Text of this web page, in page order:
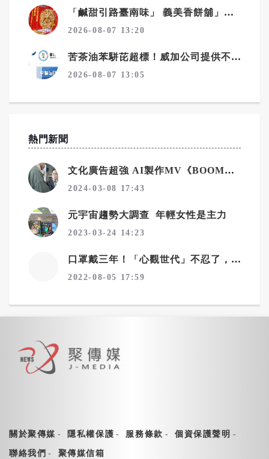
「鹹甜引路臺南味」 義美香餅舖」聚人氣
2026-08-07 13:20
苦茶油苯駢芘超標！威加公司提供不實資料 重罰300萬元
2026-08-07 13:05
熱門新聞
文化廣告超強 AI製作MV《BOOM&SHINE》登場！
2024-03-08 17:43
元宇宙趨勢大調查 年輕女性是主力
2023-03-24 14:23
口罩戴三年！「心觀世代」不忍了，文化廣告號召IG濾鏡脫口罩
2022-08-05 17:59
關於聚傳媒 隱私權保護 服務條款 個資保護聲明
聯絡我們 聚傳媒信箱